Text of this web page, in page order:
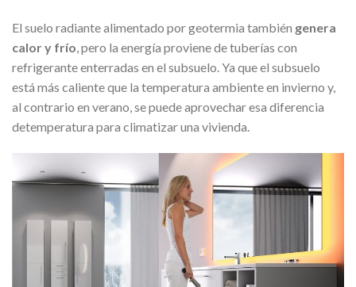
El suelo radiante alimentado por geotermia también genera
calor y frío, pero la energía proviene de tuberías con
refrigerante enterradas en el subsuelo. Ya que el subsuelo
está más caliente que la temperatura ambiente en invierno y,
al contrario en verano, se puede aprovechar esa diferencia
detemperatura para climatizar una vivienda.